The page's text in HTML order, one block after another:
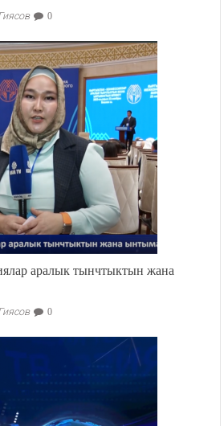
0
аралык тынчтыктын жана
0